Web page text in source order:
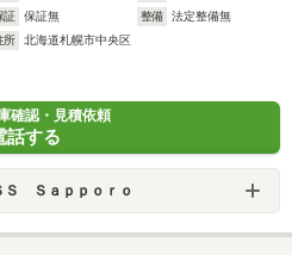
証
保証無 整備
法定整備無
所
北海道札幌市中央区
確認・見積依頼
話する
Ｓ Ｓａｐｐｏｒｏ